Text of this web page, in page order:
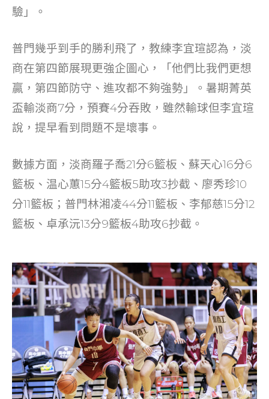
驗」。
普門幾乎到手的勝利飛了，教練李宜瑄認為，淡
商在第四節展現更強企圖心，「他們比我們更想
贏，第四節防守、進攻都不夠強勢」。暑期菁英
盃輸淡商7分，預賽4分吞敗，雖然輸球但李宜瑄
說，提早看到問題不是壞事。
數據方面，淡商羅子喬21分6籃板、蘇天心16分6
籃板、温心蕙15分4籃板5助攻3抄截、廖秀珍10
分11籃板；普門林湘凌44分11籃板、李郁慈15分12
籃板、卓承沅13分9籃板4助攻6抄截。